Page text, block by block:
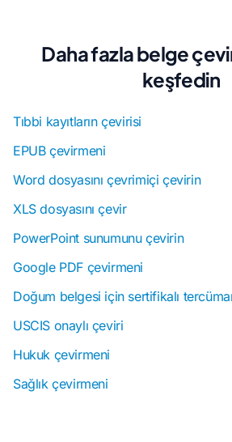
Daha fazla belge
keşfedin
Tıbbi kayıtların çevirisi
EPUB çevirmeni
Word dosyasını çevrimiçi çevirin
XLS dosyasını çevir
PowerPoint sunumunu çevirin
Google PDF çevirmeni
Doğum belgesi için sertifikalı
USCIS onaylı çeviri
Hukuk çevirmeni
Sağlık çevirmeni